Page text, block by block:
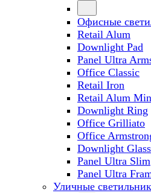
Офисные
Retail Alum
Downlight Pad
Panel Ultra
Office Classic
Retail Iron
Retail Alum
Downlight Ring
Office Grilliato
Office
Downlight
Panel Ultra Slim
Panel Ultra
Уличные